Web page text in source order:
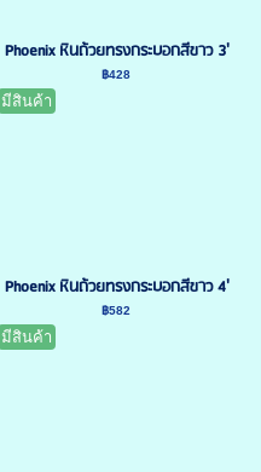
Phoenix หินถ้วยทรงกระบอกสีขาว 3'
฿428
มีสินค้า
Phoenix หินถ้วยทรงกระบอกสีขาว 4'
฿582
มีสินค้า